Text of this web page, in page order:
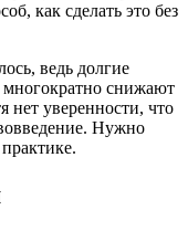
как сделать это без
ведь долгие
снижают
уверенности, что
Нужно